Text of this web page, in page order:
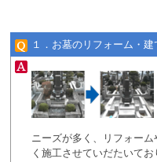
１．お墓のリフォーム・
ニーズが多く、リフォー
く施工させていだたいてお